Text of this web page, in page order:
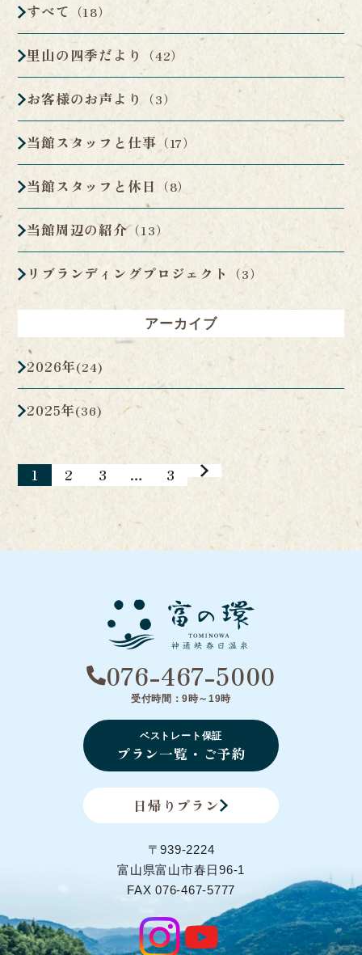
すべて （18）
里山の四季だより （42）
お客様のお声より （3）
当館スタッフと仕事 （17）
当館スタッフと休日 （8）
当館周辺の紹介（13）
リブランディングプロジェクト （3）
アーカイブ
2026年(24)
2025年(36)
1 2 3 … 3
076-467-5000
受付時間：9時～19時
ベストレート保証
プラン一覧・ご予約
日帰りプラン
〒939-2224
富山県富山市春日96-1
FAX 076-467-5777